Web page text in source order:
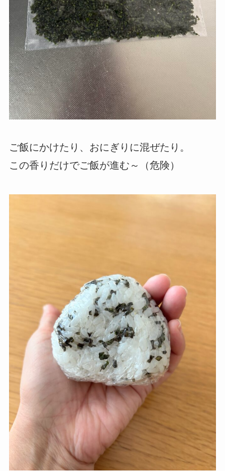
ご飯にかけたり、おにぎりに混ぜたり。
この香りだけでご飯が進む～（危険）